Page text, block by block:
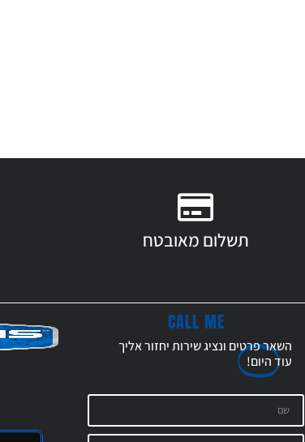
תשלום מאובטח
CALL ME
השאר פרטים ונציג שירות יחזור אליך
עודהיום!